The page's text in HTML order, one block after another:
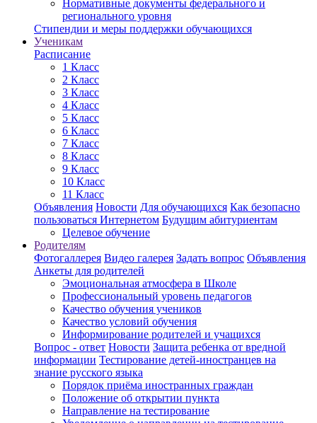
Нормативные документы федерального и
регионального уровня
Стипендии и меры поддержки обучающихся
Ученикам
Расписание
1 Класс
2 Класс
3 Класс
4 Класс
5 Класс
6 Класс
7 Класс
8 Класс
9 Класс
10 Класс
11 Класс
Объявления Новости Для обучающихся Как безопасно
пользоваться Интернетом Будущим абитуриентам
Целевое обучение
Родителям
Фотогаллерея Видео галерея Задать вопрос Объявления
Анкеты для родителей
Эмоциональная атмосфера в Школе
Профессиональный уровень педагогов
Качество обучения учеников
Качество условий обучения
Информирование родителей и учащихся
Вопрос - ответ Новости Защита ребенка от вредной
информации Тестирование детей-иностранцев на
знание русского языка
Порядок приёма иностранных граждан
Положение об открытии пункта
Направление на тестирование